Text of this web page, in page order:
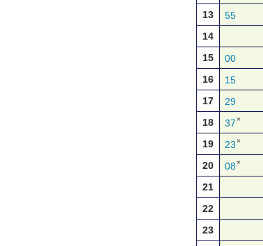
13
55
14
15
00
16
15
17
29
18
37 ×
19 23 ×
20 08×
21
22
23